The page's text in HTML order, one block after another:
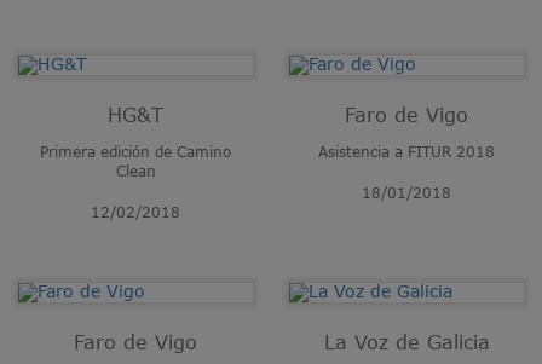
HG&T
Primera edición de Camino
Clean
12/02/2018
Faro de Vigo
Asistencia a FITUR 2018
18/01/2018
Faro de Vigo La Voz de Galicia